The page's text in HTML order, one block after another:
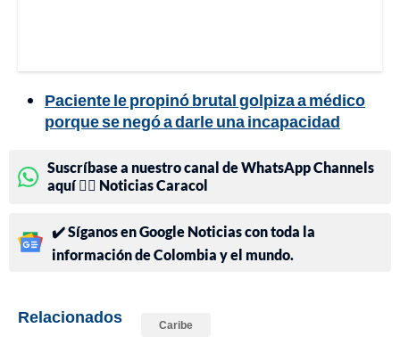
Paciente le propinó brutal golpiza a médico
porque se negó a darle una incapacidad
Suscríbase a nuestro canal de WhatsApp Channels
aquí 👉🏻 Noticias Caracol
✔️ Síganos en Google Noticias con toda la
información de Colombia y el mundo.
Relacionados Caribe